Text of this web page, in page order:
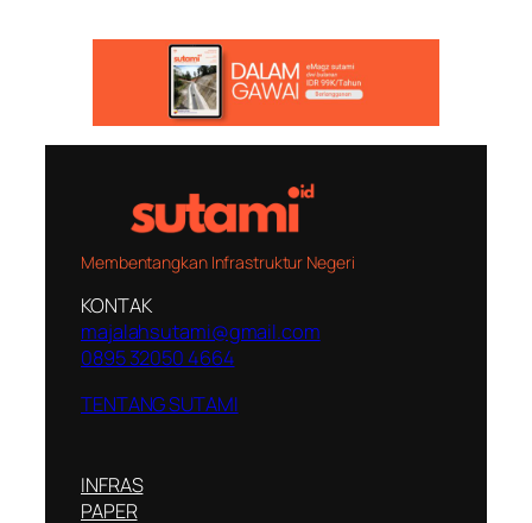
Membentangkan Infrastruktur Negeri
KONTAK
majalahsutami@gmail.com
0895 32050 4664
TENTANG SUTAMI
INFRAS
PAPER